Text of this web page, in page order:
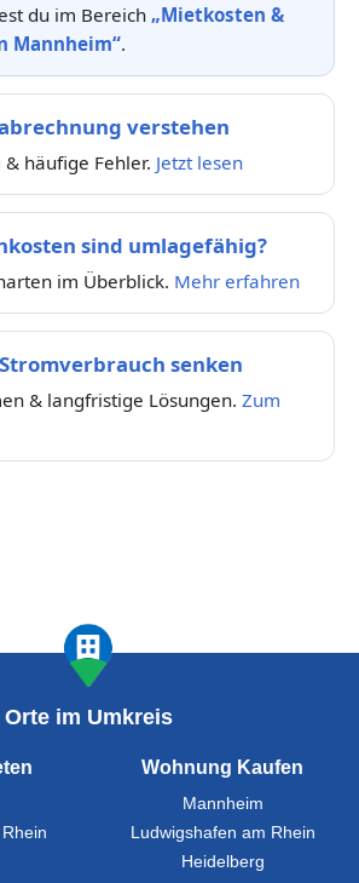
du im Bereich „Mietkosten &
Mannheim“.
verstehen
häufige Fehler. Jetzt lesen
sind umlagefähig?
im Überblick. Mehr erfahren
senken
& langfristige Lösungen. Zum
Orte im Umkreis
Wohnung Kaufen
Mannheim
Ludwigshafen am Rhein
Heidelberg